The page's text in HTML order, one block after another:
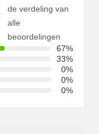
de verdeling van
alle
beoordelingen
67%
33%
0%
0%
0%